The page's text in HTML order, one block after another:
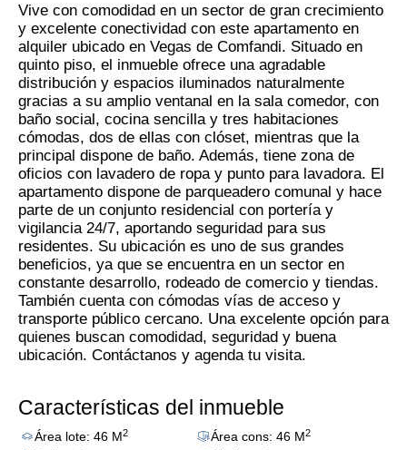
Vive con comodidad en un sector de gran crecimiento
y excelente conectividad con este apartamento en
alquiler ubicado en Vegas de Comfandi. Situado en
quinto piso, el inmueble ofrece una agradable
distribución y espacios iluminados naturalmente
gracias a su amplio ventanal en la sala comedor, con
baño social, cocina sencilla y tres habitaciones
cómodas, dos de ellas con clóset, mientras que la
principal dispone de baño. Además, tiene zona de
oficios con lavadero de ropa y punto para lavadora. El
apartamento dispone de parqueadero comunal y hace
parte de un conjunto residencial con portería y
vigilancia 24/7, aportando seguridad para sus
residentes. Su ubicación es uno de sus grandes
beneficios, ya que se encuentra en un sector en
constante desarrollo, rodeado de comercio y tiendas.
También cuenta con cómodas vías de acceso y
transporte público cercano. Una excelente opción para
quienes buscan comodidad, seguridad y buena
ubicación. Contáctanos y agenda tu visita.
Características del inmueble
Área lote: 46 M2 Área cons: 46 M2